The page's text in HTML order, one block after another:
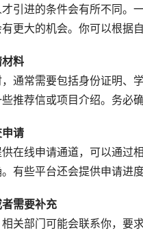
引进的条件会有所不同。
更大的机会。你可以根据
料
通常需要包括身份证明、
推荐信或项目介绍。务必
请
在线申请通道，可以通过
有些平台还会提供申请进
需要补充
关部门可能会联系你，要